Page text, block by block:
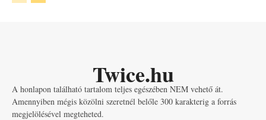
Twice.hu
A honlapon található tartalom teljes egészében NEM vehető át.
Amennyiben mégis közölni szeretnél belőle 300 karakterig a forrás
megjelölésével megteheted.